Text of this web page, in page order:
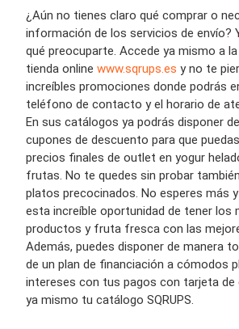
¿Aún no tienes claro qué comprar o
información de los servicios de envío?
qué preocuparte. Accede ya mismo a
tienda online www.sqrups.es y no te
increíbles promociones donde podrás
teléfono de contacto y el horario de
En sus catálogos ya podrás disponer
cupones de descuento para que
precios finales de outlet en yogur
frutas. No te quedes sin probar
platos precocinados. No esperes más
esta increíble oportunidad de tener los
productos y fruta fresca con las
Además, puedes disponer de manera
de un plan de financiación a cómodos
intereses con tus pagos con tarjeta de
ya mismo tu catálogo SQRUPS.